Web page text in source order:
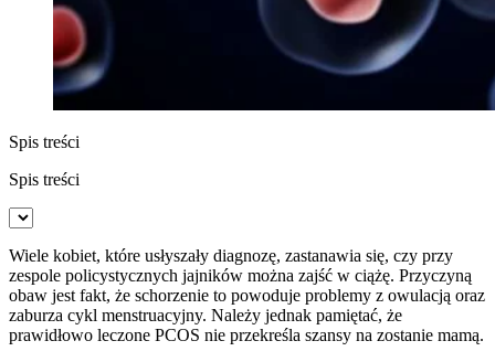
Spis treści
Spis treści
Wiele kobiet, które usłyszały diagnozę, zastanawia się, czy przy
zespole policystycznych jajników można zajść w ciążę. Przyczyną
obaw jest fakt, że schorzenie to powoduje problemy z owulacją oraz
zaburza cykl menstruacyjny. Należy jednak pamiętać, że
prawidłowo leczone PCOS nie przekreśla szansy na zostanie mamą.